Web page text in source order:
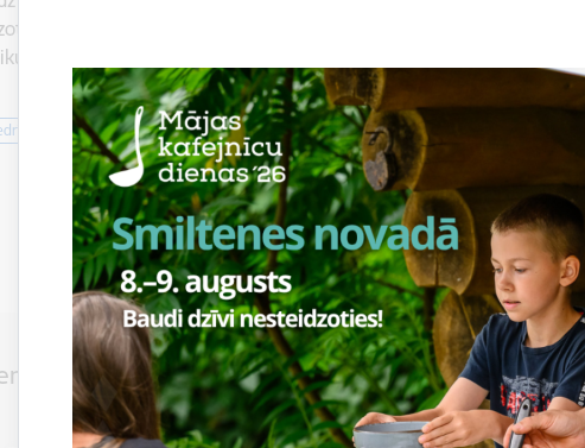
gandrīz 39 tūkstošus eiro. Lai saglabātu informācijas
saimnieciski izmantojot pašvaldības resursus, tika meklēts
Visi jaunumi